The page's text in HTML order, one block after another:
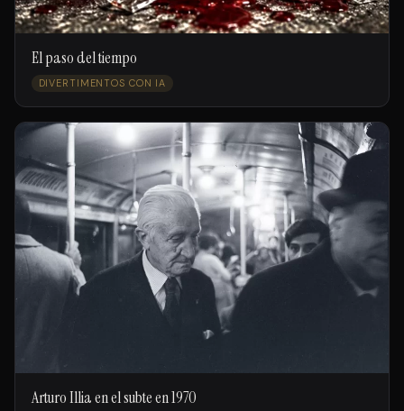
El paso del tiempo
DIVERTIMENTOS CON IA
Arturo Illia en el subte en 1970